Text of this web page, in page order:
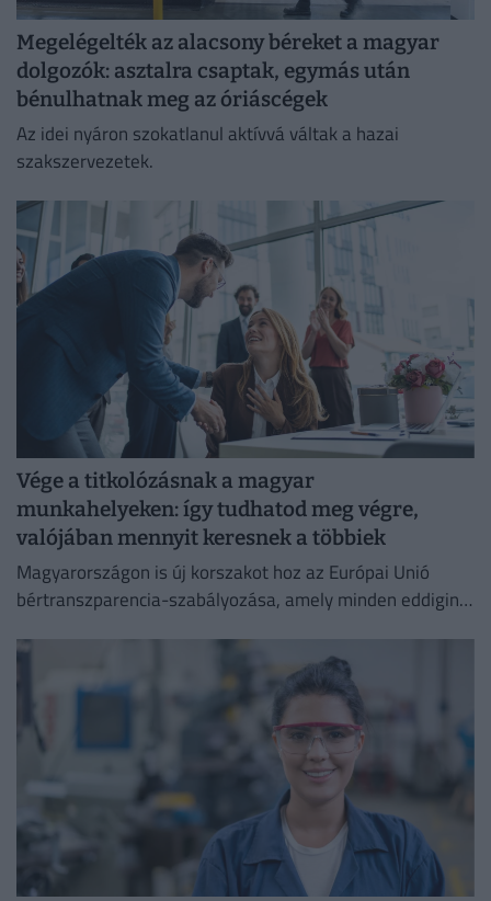
Megelégelték az alacsony béreket a magyar
dolgozók: asztalra csaptak, egymás után
bénulhatnak meg az óriáscégek
Az idei nyáron szokatlanul aktívvá váltak a hazai
szakszervezetek.
Vége a titkolózásnak a magyar
munkahelyeken: így tudhatod meg végre,
valójában mennyit keresnek a többiek
Magyarországon is új korszakot hoz az Európai Unió
bértranszparencia-szabályozása, amely minden eddiginél